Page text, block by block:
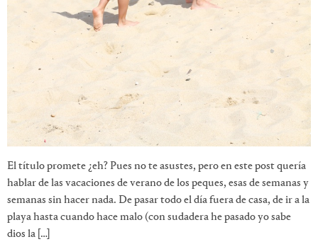
El título promete ¿eh? Pues no te asustes, pero en este post quería
hablar de las vacaciones de verano de los peques, esas de semanas y
semanas sin hacer nada. De pasar todo el día fuera de casa, de ir a la
playa hasta cuando hace malo (con sudadera he pasado yo sabe
dios la […]